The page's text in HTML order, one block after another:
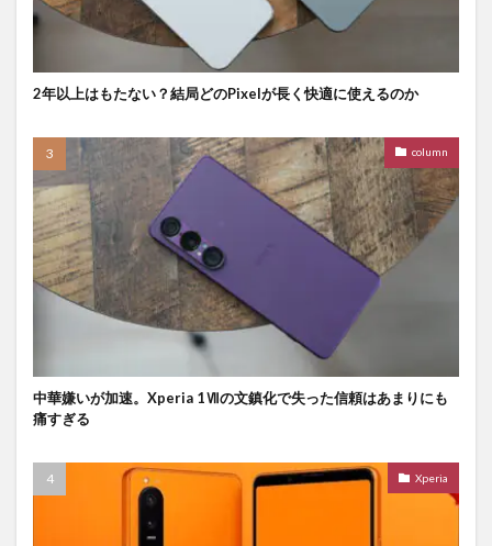
2年以上はもたない？結局どのPixelが長く快適に使えるのか
column
中華嫌いが加速。Xperia 1Ⅶの文鎮化で失った信頼はあまりにも
痛すぎる
Xperia